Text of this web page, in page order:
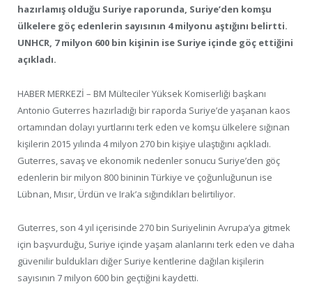
hazırlamış olduğu Suriye raporunda, Suriye’den komşu
ülkelere göç edenlerin sayısının 4 milyonu aştığını belirtti.
UNHCR, 7 milyon 600 bin kişinin ise Suriye içinde göç ettiğini
açıkladı.
HABER MERKEZİ – BM Mülteciler Yüksek Komiserliği başkanı
Antonio Guterres hazırladığı bir raporda Suriye’de yaşanan kaos
ortamından dolayı yurtlarını terk eden ve komşu ülkelere sığınan
kişilerin 2015 yılında 4 milyon 270 bin kişiye ulaştığını açıkladı.
Guterres, savaş ve ekonomik nedenler sonucu Suriye’den göç
edenlerin bir milyon 800 bininin Türkiye ve çoğunluğunun ise
Lübnan, Mısır, Ürdün ve Irak’a sığındıkları belirtiliyor.
Guterres, son 4 yıl içerisinde 270 bin Suriyelinin Avrupa’ya gitmek
için başvurduğu, Suriye içinde yaşam alanlarını terk eden ve daha
güvenilir buldukları diğer Suriye kentlerine dağılan kişilerin
sayısının 7 milyon 600 bin geçtiğini kaydetti.